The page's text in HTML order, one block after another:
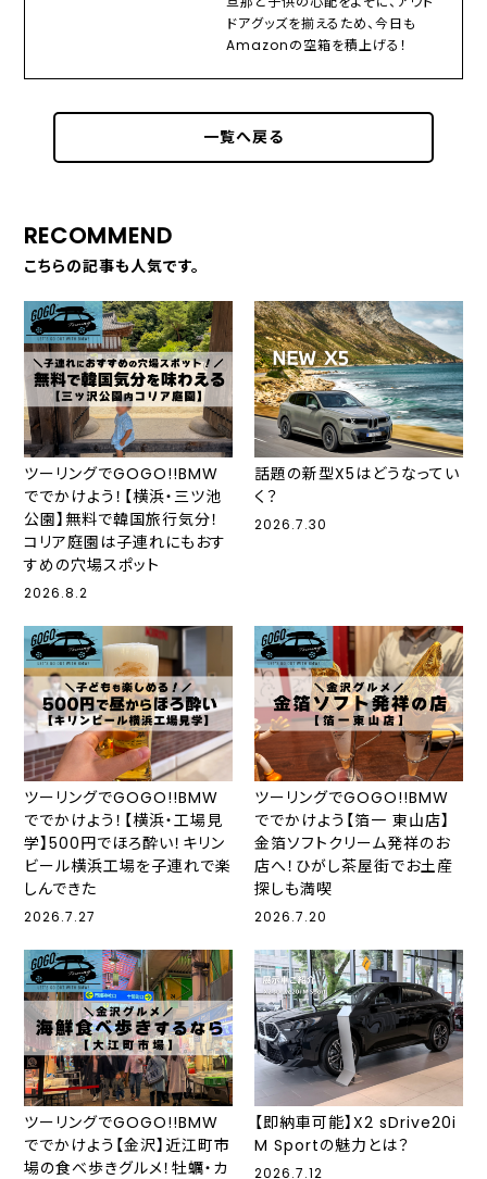
ドアグッズを揃えるため、今日も
Amazonの空箱を積上げる！
一覧へ戻る
RECOMMEND
こちらの記事も人気です。
ツーリングでGOGO!!BMW
ででかけよう！【横浜・三ツ池
公園】無料で韓国旅行気分！
コリア庭園は子連れにもおす
すめの穴場スポット
2026.8.2
話題の新型X5はどうなってい
く？
2026.7.30
ツーリングでGOGO!!BMW
ででかけよう！【横浜・工場見
学】500円でほろ酔い！キリン
ビール横浜工場を子連れで楽
しんできた
2026.7.27
ツーリングでGOGO!!BMW
ででかけよう【箔一 東山店】
金箔ソフトクリーム発祥のお
店へ！ひがし茶屋街でお土産
探しも満喫
2026.7.20
ツーリングでGOGO!!BMW
ででかけよう【金沢】近江町市
場の食べ歩きグルメ！牡蠣・カ
【即納車可能】X2 sDrive20i
M Sportの魅力とは？
2026.7.12